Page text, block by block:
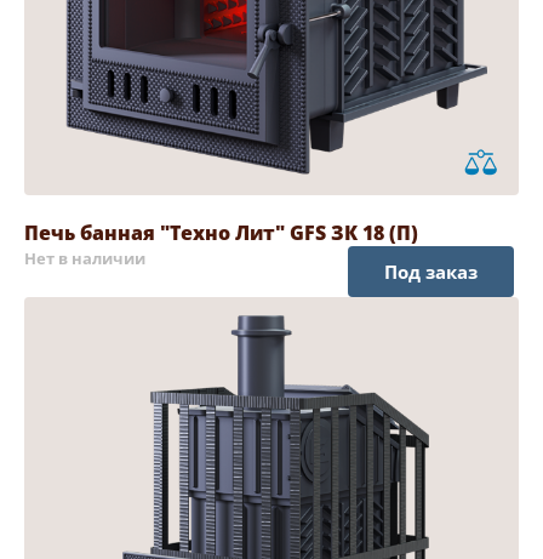
Печь банная "Техно Лит" GFS ЗК 18 (П)
Нет в наличии
Под заказ